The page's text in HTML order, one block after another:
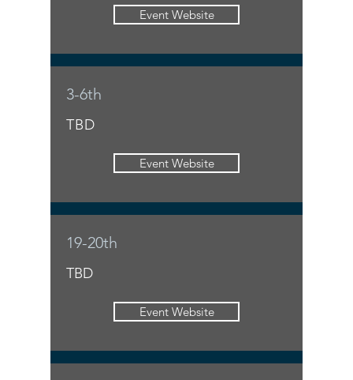
Event Website
3-6th
TBD
Event Website
19-20th
TBD
Event Website